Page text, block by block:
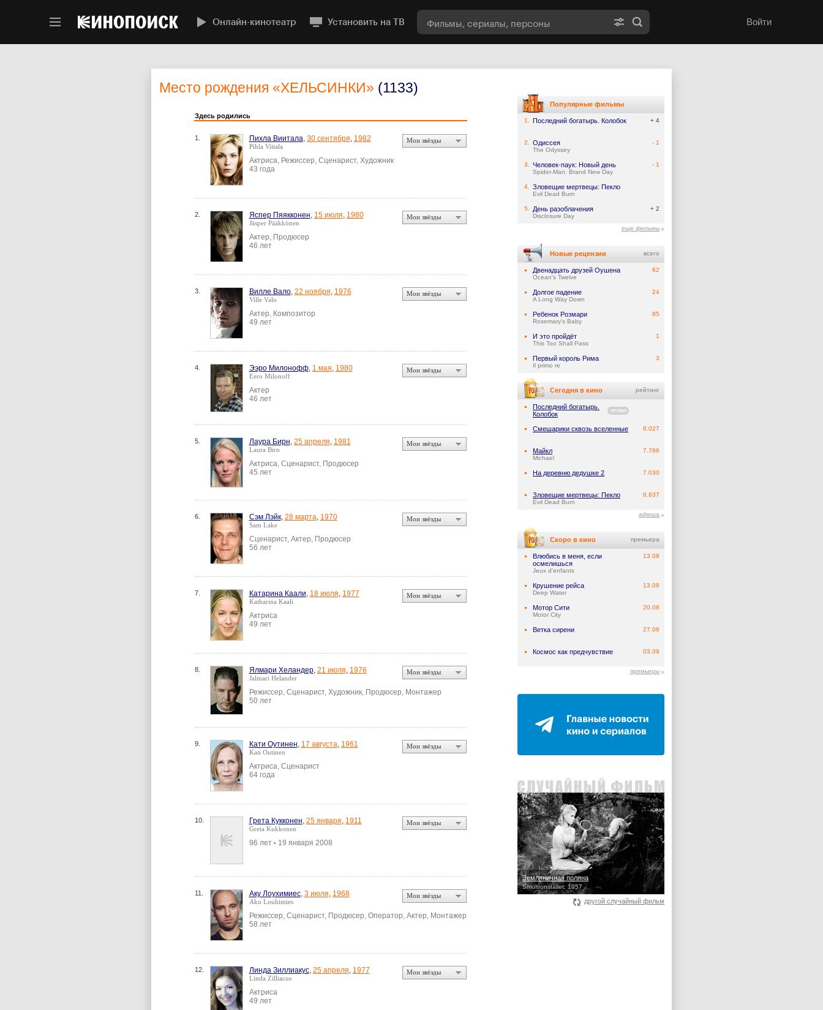
Онлайн-кинотеатр Установить на ТВ Войти
Место рождения «ХЕЛЬСИНКИ» (1133)
Здесь родились
1. Пихла Виитала, 30 сентября, 1982
Pihla Viitala
Актриса, Режиссер, Сценарист, Художник
43 года
Мои звёзды
2. Яспер Пяякконен, 15 июля, 1980
Jäsper Pääkkönen
Актер, Продюсер
46 лет
Мои звёзды
3. Вилле Вало, 22 ноября, 1976
Ville Valo
Актер, Композитор
49 лет
Мои звёзды
4. Ээро Милонофф, 1 мая, 1980
Eero Milonoff
Актер
46 лет
Мои звёзды
5. Лаура Бирн, 25 апреля, 1981
Laura Birn
Актриса, Сценарист, Продюсер
45 лет
Мои звёзды
6. Сэм Лэйк, 28 марта, 1970
Sam Lake
Сценарист, Актер, Продюсер
56 лет
Мои звёзды
7. Катарина Каали, 18 июля, 1977
Katharina Kaali
Актриса
49 лет
Мои звёзды
8. Ялмари Хеландер, 21 июля, 1976
Jalmari Helander
Режиссер, Сценарист, Художник, Продюсер, Монтажер
50 лет
Мои звёзды
9. Кати Оутинен, 17 августа, 1961
Kati Outinen
Актриса, Сценарист
64 года
Мои звёзды
10. Грета Кукконен, 25 января, 1911
Greta Kukkonen
96 лет • 19 января 2008
Мои звёзды
11. Аку Лоухимиес, 3 июля, 1968
Aku Louhimies
Режиссер, Сценарист, Продюсер, Оператор, Актер, Монтажер
58 лет
Мои звёзды
12. Линда Зиллиакус, 25 апреля, 1977
Linda Zilliacus
Актриса
49 лет
Мои звёзды
Популярные фильмы
1. Последний богатырь. Колобок + 4
2. Одиссея
The Odyssey
- 1
3. Человек-паук: Новый день
Spider-Man: Brand New Day
- 1
4. Зловещие мертвецы: Пекло
Evil Dead Burn
5. День разоблачения
Disclosure Day
+ 2
еще фильмы
Новые рецензии всего
Двенадцать друзей Оушена
Ocean's Twelve
62
Долгое падение
A Long Way Down
24
Ребенок Розмари
Rosemary's Baby
85
И это пройдёт
This Too Shall Pass
1
Первый король Рима
Il primo re
3
Сегодня в кино рейтинг
Последний богатырь.
Колобок
ПРОМО
Смешарики сквозь вселенные 6.027
Майкл
Michael
7.786
На деревню дедушке 2 7.030
Зловещие мертвецы: Пекло
Evil Dead Burn
6.837
афиша
Скоро в кино премьера
Влюбись в меня, если
осмелишься
Jeux d'enfants
13.08
Крушение рейса
Deep Water
13.08
Мотор Сити
Motor City
20.08
Ветка сирени 27.08
Космос как предчувствие 03.09
премьеры
Земляничная поляна
Smultronstället, 1957
другой случайный фильм